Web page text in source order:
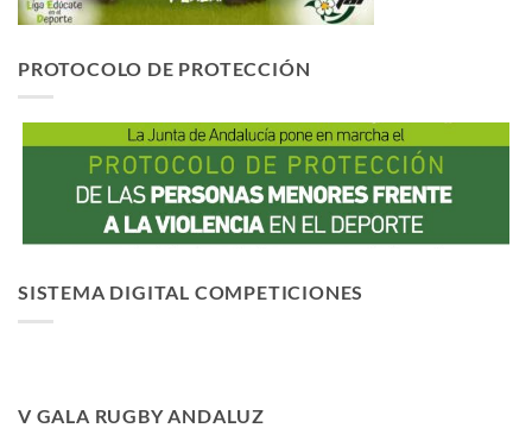
PROTOCOLO DE PROTECCIÓN
SISTEMA DIGITAL COMPETICIONES
V GALA RUGBY ANDALUZ